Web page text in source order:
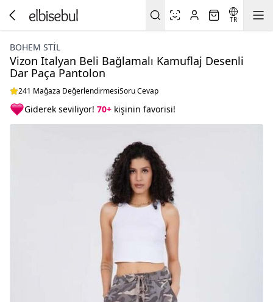
TR
BOHEM STIL
Vizon Italyan Beli Bağlamalı Kamuflaj Desenli
Dar Paça Pantolon
241 Mağaza DeğerlendirmesiSoru Cevap
Giderek seviliyor! 70+ kişinin favorisi!